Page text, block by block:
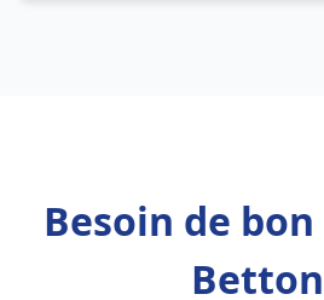
Besoin de